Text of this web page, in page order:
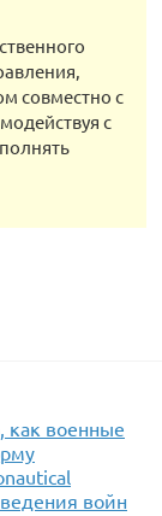
совместно с
с
как военные
войн